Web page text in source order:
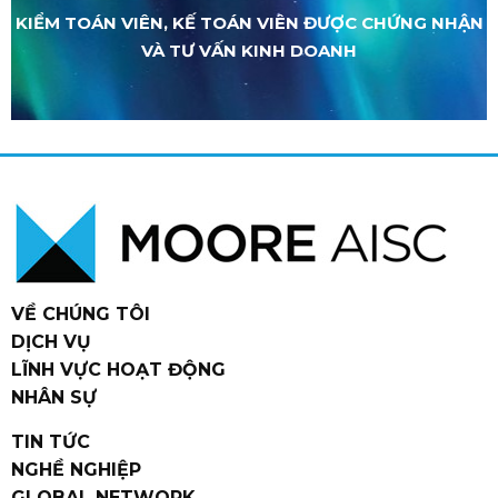
KIỂM TOÁN VIÊN, KẾ TOÁN VIÊN ĐƯỢC CHỨNG NHẬN
VÀ TƯ VẤN KINH DOANH
VỀ CHÚNG TÔI
DỊCH VỤ
LĨNH VỰC HOẠT ĐỘNG
NHÂN SỰ
TIN TỨC
NGHỀ NGHIỆP